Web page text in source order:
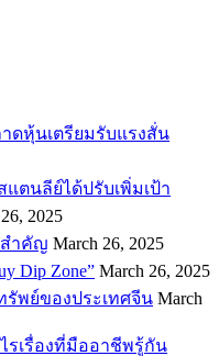
าดหุ้นเตรียมรับแรงสั่น
ตนลีย์ได้ปรับเพิ่มเป้า
2025
สำคัญ March 26, 2025
Dip Zone” March 26, 2025
พย์ของประเทศจีน March
รเรื่องที่มืออาชีพรู้กัน